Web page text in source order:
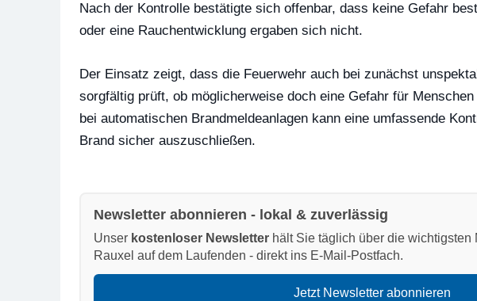
Nach der Kontrolle bestätigte sich offenbar, dass keine Gefahr
oder eine Rauchentwicklung ergaben sich nicht.
Der Einsatz zeigt, dass die Feuerwehr auch bei zunächst
sorgfältig prüft, ob möglicherweise doch eine Gefahr für
bei automatischen Brandmeldeanlagen kann eine umfassende
Brand sicher auszuschließen.
Newsletter abonnieren - lokal & zuverlässig
Unser kostenloser Newsletter hält Sie täglich über die wichtigsten
Rauxel auf dem Laufenden - direkt ins E-Mail-Postfach.
Jetzt Newsletter abonnieren